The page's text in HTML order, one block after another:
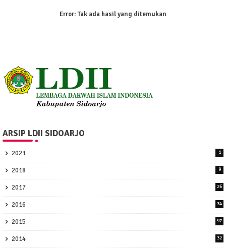
Error:Tak ada hasil yang ditemukan
ARSIP LDII SIDOARJO
2021 1
2018 9
2017 26
2016 34
2015 97
2014 32